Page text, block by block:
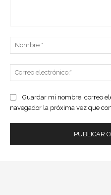
Guardar mi nombre, correo
navegador la próxima vez que